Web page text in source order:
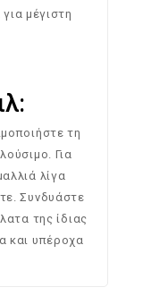
μέγιστη
τη
Για
λίγα
Συνδυάστε
της ίδιας
και υπέροχα